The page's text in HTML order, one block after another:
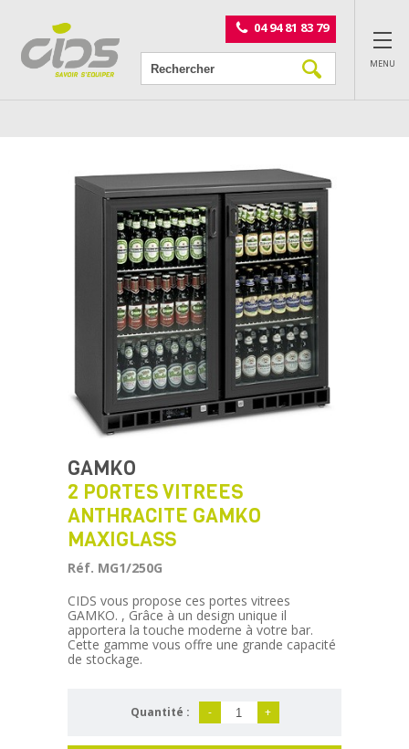
04 94 81 83 79
MENU
GAMKO
2 PORTES VITREES
ANTHRACITE GAMKO
MAXIGLASS
Réf. MG1/250G
CIDS vous propose ces portes vitrees
GAMKO. , Grâce à un design unique il
apportera la touche moderne à votre bar.
Cette gamme vous offre une grande capacité
de stockage.
Quantité : - +